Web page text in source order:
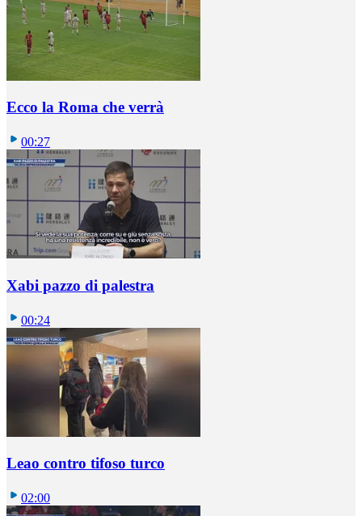
Ecco la Roma che verrà
00:27
Xabi pazzo di palestra
00:24
Leao contro tifoso turco
02:00